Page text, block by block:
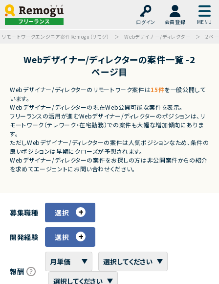
フリーランス ログイン
会員登録
リモートワークエンジニア案件Remogu（リモグ）
Webデザイナー/ディレクター 2ペ
Webデザイナー/ディレクターの案件一覧 -2
ページ目
Webデザイナー/ディレクターのリモートワーク案件は15件を一般公開して
います。
Webデザイナー/ディレクターの現在Web公開可能な案件を表示。
フリーランスの活用が進むWebデザイナー/ディレクターのポジションは、リ
モートワーク（テレワーク・在宅勤務）での案件も大幅な増加傾向にありま
す。
ただしWebデザイナー/ディレクターの案件は人気ポジションなため、条件の
良いポジションは早期にクローズが予想されます。
Webデザイナー/ディレクターの案件をお探しの方は非公開案件からの紹介
を求めてエージェントにお問い合わせください。
募集職種 選択
開発経験 選択
報酬